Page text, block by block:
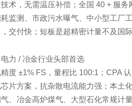
技术，无需温压补偿；全国 40 + 服
耗监测、市政污水曝气、中小型工厂
，交付快；短板是超精密计量不及国
电力 / 冶金行业头部首选
度 ±1% FS，量程比 100:1；CPA
芯片方案，抗杂散电流能力强；本土
气、冶金高炉煤气、大型石化常规计